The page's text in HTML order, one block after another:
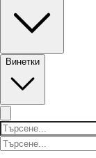
Винетки